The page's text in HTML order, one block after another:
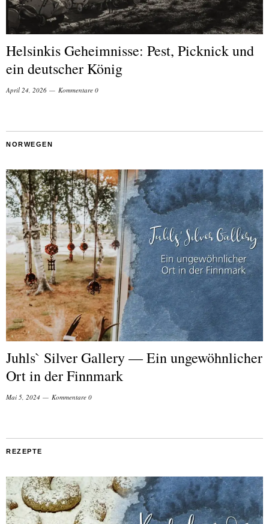
Helsinkis Geheimnisse: Pest, Picknick und
ein deutscher König
April 24, 2026 Kommentare 0
NORWEGEN
Juhls` Silver Gallery — Ein ungewöhnlicher
Ort in der Finnmark
Mai 5, 2024 Kommentare 0
REZEPTE